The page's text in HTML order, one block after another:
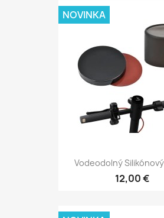
Vodeodolný
12,00 €
NOVINKA